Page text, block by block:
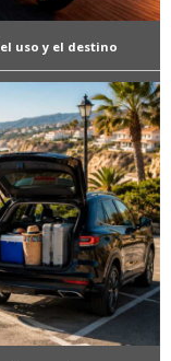
uso y el destino